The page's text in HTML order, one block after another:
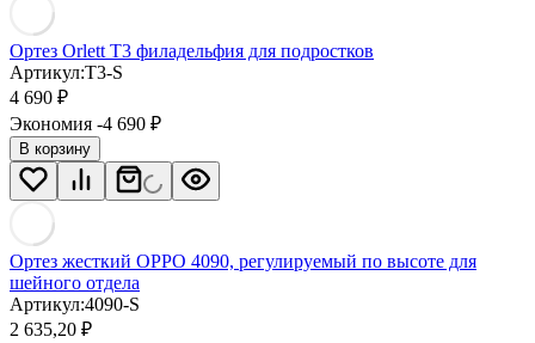
Ортез Orlett T3 филадельфия для подростков
Артикул:T3-S
4 690 ₽
Экономия -4 690 ₽
В корзину
Ортез жесткий OPPO 4090, регулируемый по высоте для
шейного отдела
Артикул:4090-S
2 635,20 ₽